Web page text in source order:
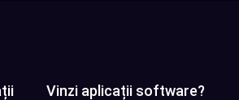
Vinzi aplicații software?